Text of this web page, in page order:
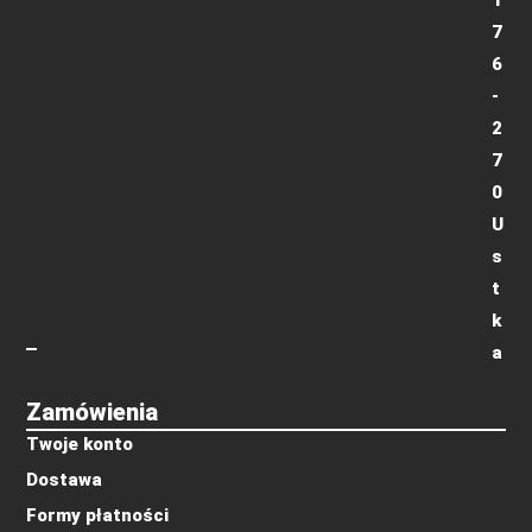
Zamówienia
Twoje konto
Dostawa
Formy płatności
7
6
-
2
7
0
U
s
t
k
a